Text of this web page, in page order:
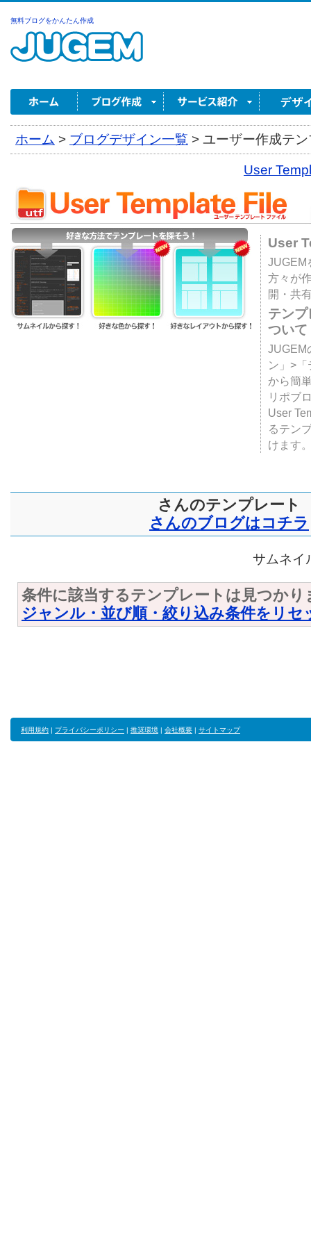
無料ブログをかんたん作成
ホーム > ブログデザイン一覧 > ユーザー作成テ
User
User
JUGEM
方々が
開・共
テン
ついて
JUGEM
ン」>
から簡
リポブ
User
るテン
けます
さんのテンプレート
さんのブログはコチラ
サムネイ
条件に該当するテンプレートは見つかり
ジャンル・並び順・絞り込み条件をリセ
利用規約 | プライバシーポリシー | 推奨環境 | 会社概要 | サイトマップ